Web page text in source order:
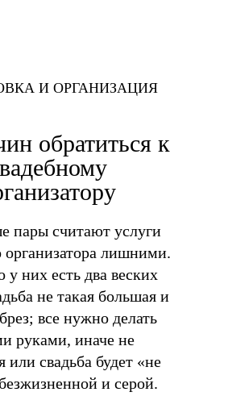
И ОРГАНИЗАЦИЯ
обратиться к
пары считают услуги
организатора лишними.
у них есть два веских
не такая большая и
все нужно делать
руками, иначе не
или свадьба будет «не
и серой.